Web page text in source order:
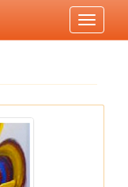
Toggle